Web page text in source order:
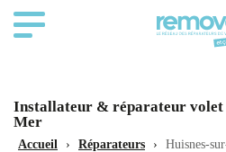
Installateur & réparateur volet
Mer
Accueil › Réparateurs › Huisnes-